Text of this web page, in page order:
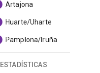
Artajona
Huarte/Uharte
Pamplona/Iruña
ESTADÍSTICAS